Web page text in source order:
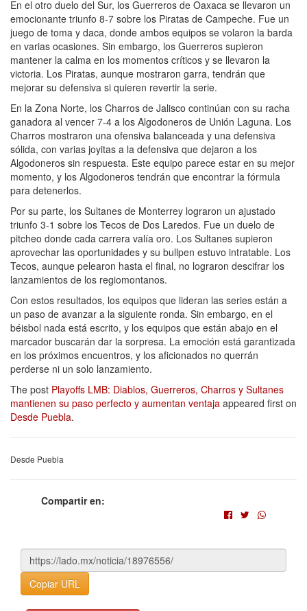
En el otro duelo del Sur, los Guerreros de Oaxaca se llevaron un
emocionante triunfo 8-7 sobre los Piratas de Campeche. Fue un
juego de toma y daca, donde ambos equipos se volaron la barda
en varias ocasiones. Sin embargo, los Guerreros supieron
mantener la calma en los momentos críticos y se llevaron la
victoria. Los Piratas, aunque mostraron garra, tendrán que
mejorar su defensiva si quieren revertir la serie.
En la Zona Norte, los Charros de Jalisco continúan con su racha
ganadora al vencer 7-4 a los Algodoneros de Unión Laguna. Los
Charros mostraron una ofensiva balanceada y una defensiva
sólida, con varias joyitas a la defensiva que dejaron a los
Algodoneros sin respuesta. Este equipo parece estar en su mejor
momento, y los Algodoneros tendrán que encontrar la fórmula
para detenerlos.
Por su parte, los Sultanes de Monterrey lograron un ajustado
triunfo 3-1 sobre los Tecos de Dos Laredos. Fue un duelo de
pitcheo donde cada carrera valía oro. Los Sultanes supieron
aprovechar las oportunidades y su bullpen estuvo intratable. Los
Tecos, aunque pelearon hasta el final, no lograron descifrar los
lanzamientos de los regiomontanos.
Con estos resultados, los equipos que lideran las series están a
un paso de avanzar a la siguiente ronda. Sin embargo, en el
béisbol nada está escrito, y los equipos que están abajo en el
marcador buscarán dar la sorpresa. La emoción está garantizada
en los próximos encuentros, y los aficionados no querrán
perderse ni un solo lanzamiento.
The post Playoffs LMB: Diablos, Guerreros, Charros y Sultanes
mantienen su paso perfecto y aumentan ventaja appeared first on
Desde Puebla.
Desde Puebla
Compartir en:
Copiar URL